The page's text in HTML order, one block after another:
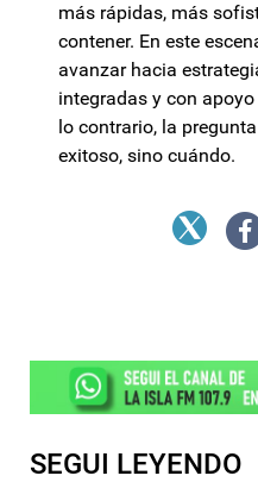
más rápidas, más
contener. En este
avanzar hacia
integradas y con
lo contrario, la
exitoso, sino cuándo.
SEGUI LEYENDO